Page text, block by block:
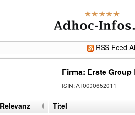
RSS Feed
Firma: Erste Group
ISIN:AT0000652011
Relevanz Titel